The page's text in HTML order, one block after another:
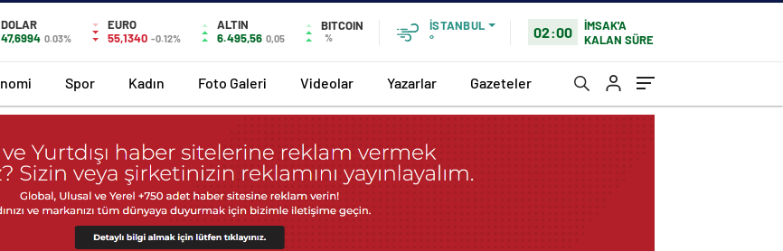
DOLAR
47,6994 0.03%
EURO
55,1340 -0.12%
ALTIN
6.495,56 0,05
BITCOIN
%
İSTANBUL
°
02:00
İMSAK'A
KALAN SÜRE
Spor Kadın Foto Galeri Videolar Yazarlar Gazeteler